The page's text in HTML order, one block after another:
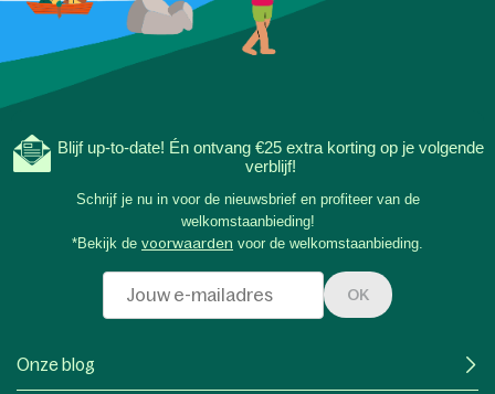
Blijf up-to-date! Én ontvang €25 extra korting op je volgende
verblijf!
Schrijf je nu in voor de nieuwsbrief en profiteer van de
welkomstaanbieding!
*Bekijk de voorwaarden voor de welkomstaanbieding.
OK
Onze blog